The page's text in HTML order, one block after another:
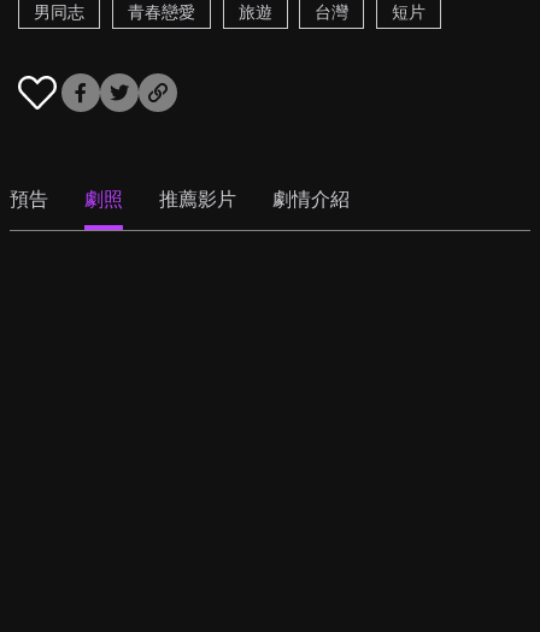
男同志
青春戀愛 旅遊 台灣 短片
預告 劇照 推薦影片 劇情介紹